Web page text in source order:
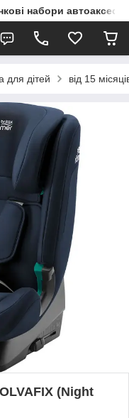
набори
для дітей від 15
(Night